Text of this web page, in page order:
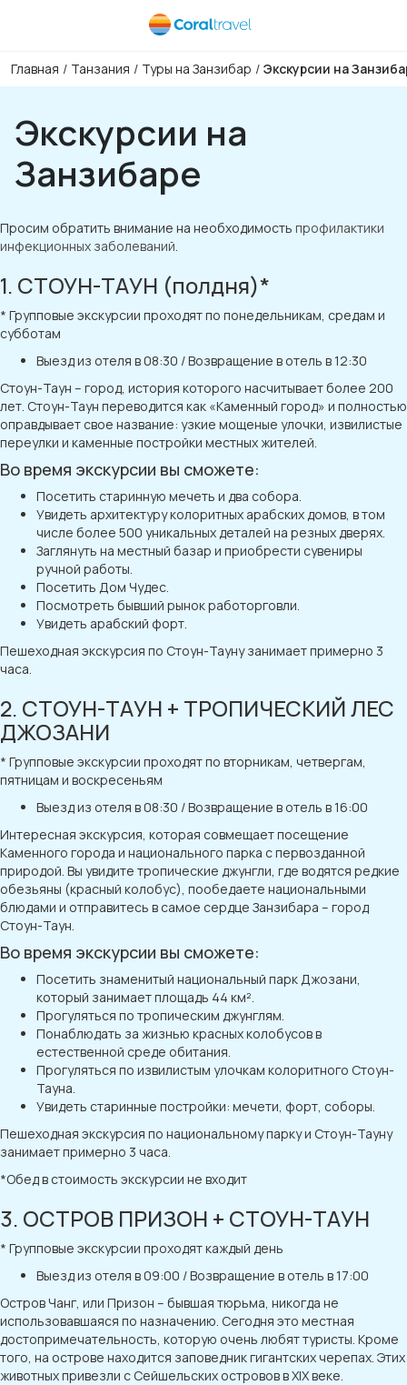
Главная / Танзания / Туры на Занзибар / Экскурсии на
Экскурсии на
Занзибаре
Просим обратить внимание на необходимость профилактики
инфекционных заболеваний.
1. СТОУН-ТАУН (полдня)*
* Групповые экскурсии проходят по понедельникам, средам и
субботам
Выезд из отеля в 08:30 / Возвращение в отель в 12:30
Стоун-Таун – город, история которого насчитывает более 200
лет. Стоун-Таун переводится как «Каменный город» и полностью
оправдывает свое название: узкие мощеные улочки, извилистые
переулки и каменные постройки местных жителей.
Во время экскурсии вы сможете:
Посетить старинную мечеть и два собора.
Увидеть архитектуру колоритных арабских домов, в том
числе более 500 уникальных деталей на резных дверях.
Заглянуть на местный базар и приобрести сувениры
ручной работы.
Посетить Дом Чудес.
Посмотреть бывший рынок работорговли.
Увидеть арабский форт.
Пешеходная экскурсия по Стоун-Тауну занимает примерно 3
часа.
2. СТОУН-ТАУН + ТРОПИЧЕСКИЙ ЛЕС
ДЖОЗАНИ
* Групповые экскурсии проходят по вторникам, четвергам,
пятницам и воскресеньям
Выезд из отеля в 08:30 / Возвращение в отель в 16:00
Интересная экскурсия, которая совмещает посещение
Каменного города и национального парка с первозданной
природой. Вы увидите тропические джунгли, где водятся редкие
обезьяны (красный колобус), пообедаете национальными
блюдами и отправитесь в самое сердце Занзибара – город
Стоун-Таун.
Во время экскурсии вы сможете:
Посетить знаменитый национальный парк Джозани,
который занимает площадь 44 км².
Прогуляться по тропическим джунглям.
Понаблюдать за жизнью красных колобусов в
естественной среде обитания.
Прогуляться по извилистым улочкам колоритного Стоун-
Тауна.
Увидеть старинные постройки: мечети, форт, соборы.
Пешеходная экскурсия по национальному парку и Стоун-Тауну
занимает примерно 3 часа.
*Обед в стоимость экскурсии не входит
3. ОСТРОВ ПРИЗОН + СТОУН-ТАУН
* Групповые экскурсии проходят каждый день
Выезд из отеля в 09:00 / Возвращение в отель в 17:00
Остров Чанг, или Призон – бывшая тюрьма, никогда не
использовавшаяся по назначению. Сегодня это местная
достопримечательность, которую очень любят туристы. Кроме
того, на острове находится заповедник гигантских черепах. Этих
животных привезли с Сейшельских островов в XIX веке.